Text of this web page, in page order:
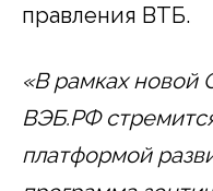
правления ВТБ.
«В рамках новой
ВЭБ.РФ
платформой